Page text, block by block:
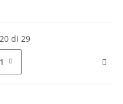
di 29
1